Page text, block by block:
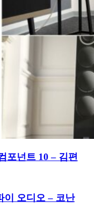
포넌트 10 – 김편
이 오디오 – 코난